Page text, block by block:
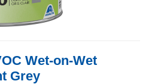
Wet-on-Wet
Grey